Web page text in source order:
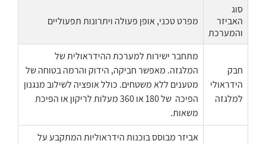
סוג
האביזר
והמערכת
מפרט טכני, אופן פעולה ויתרונות תפעוליים
חבק
הידראולי
למלגזה
מתחבר ישירות למערכת ההידראולית של
המלגזה. מאפשר חביקה, הידוק והרמה בטוחה של
מטענים ללא משטחים. כולל אופציה לשילוב מנגנון
הפיכה של 180 או 360 מעלות לריקון או הפיכת
משאות.
אביזר מבוסס בוכנות הידראוליות המתקבע על